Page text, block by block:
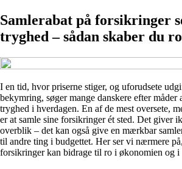
Samlerabat på forsikringer
tryghed – sådan skaber du
I en tid, hvor priserne stiger, og uforudsete
bekymring, søger mange danskere efter måder
tryghed i hverdagen. En af de mest oversete,
er at samle sine forsikringer ét sted. Det giver
overblik – det kan også give en mærkbar
til andre ting i budgettet. Her ser vi nærmere
forsikringer kan bidrage til ro i økonomien og i